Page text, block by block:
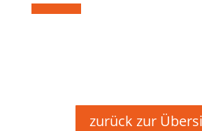
zurück zur